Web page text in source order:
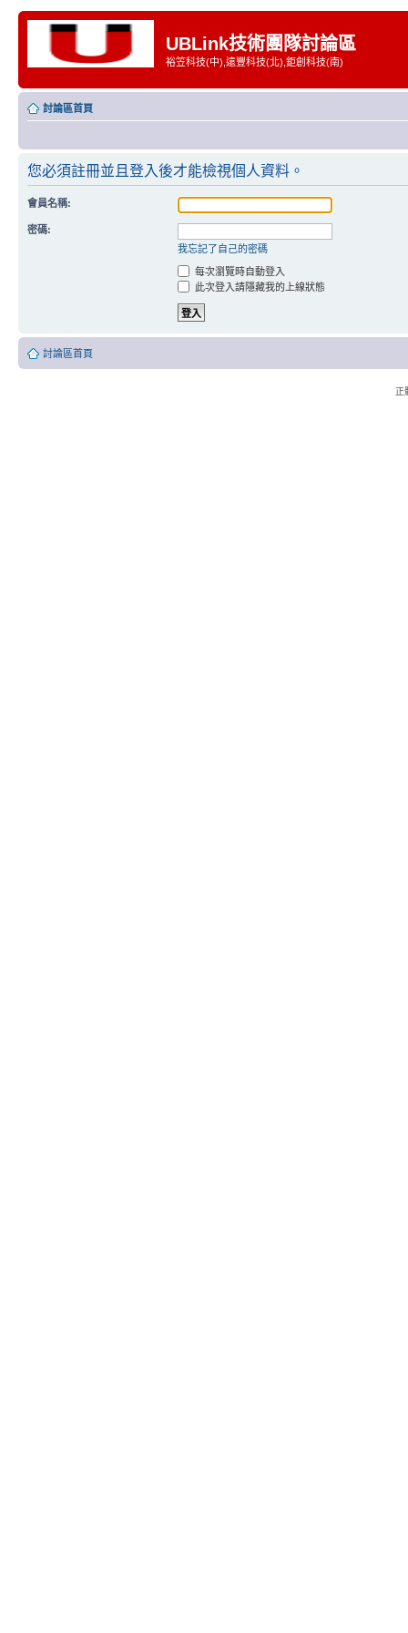
UBLink技術團隊討論區
裕笠科技(中),遠豐科技(北),鉅創科技(南)
討論區首頁
您必須註冊並且登入後才能檢視個人資料。
會員名稱:
密碼:
我忘記了自己的密碼
每次瀏覽時自動登入
此次登入請隱藏我的上線狀態
討論區首頁
正